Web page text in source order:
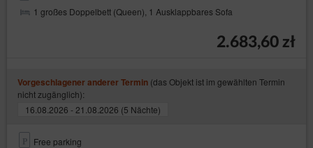
1 großes Doppelbett (Queen), 1 Ausklappbares Sofa
2.683,60 zł
Vorgeschlagener anderer Termin (das Objekt ist im gewählten Termin
nicht zugänglich):
16.08.2026 - 21.08.2026 (5 Nächte)
Free parking